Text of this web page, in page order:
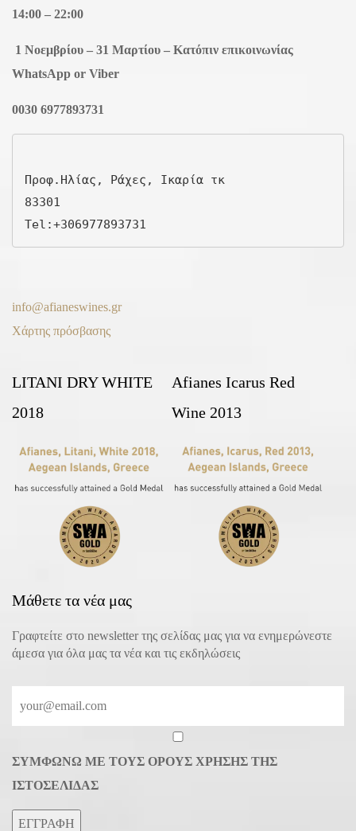
14:00 – 22:00
1 Νοεμβρίου – 31 Μαρτίου – Κατόπιν επικοινωνίας
WhatsApp or Viber
0030 6977893731
Προφ.Ηλίας, Ράχες, Ικαρία τκ
83301
Tel:+306977893731
info@afianeswines.gr
Χάρτης πρόσβασης
LITANI DRY WHITE
2018
Afianes Icarus Red
Wine 2013
Μάθετε τα νέα μας
Γραφτείτε στο newsletter της σελίδας μας για να ενημερώνεστε
άμεσα για όλα μας τα νέα και τις εκδηλώσεις
ΣΥΜΦΩΝΩ ΜΕ ΤΟΥΣ ΟΡΟΥΣ ΧΡΗΣΗΣ ΤΗΣ
ΙΣΤΟΣΕΛΙΔΑΣ
ΕΓΓΡΑΦΗ